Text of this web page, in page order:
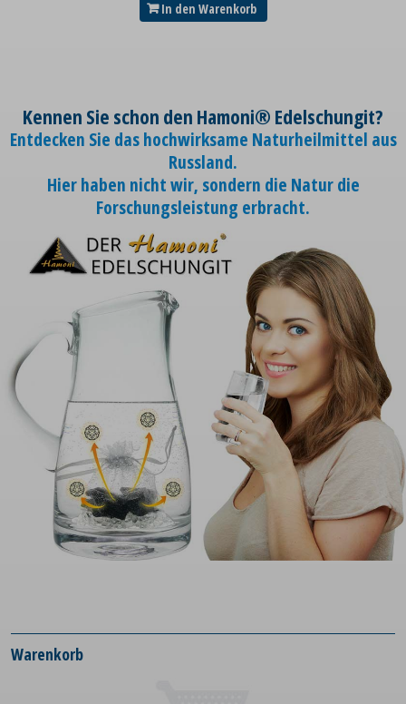
In den Warenkorb
Kennen Sie schon den Hamoni® Edelschungit?
Entdecken Sie das hochwirksame Naturheilmittel aus
Russland.
Hier haben nicht wir, sondern die Natur die
Forschungsleistung erbracht.
Warenkorb